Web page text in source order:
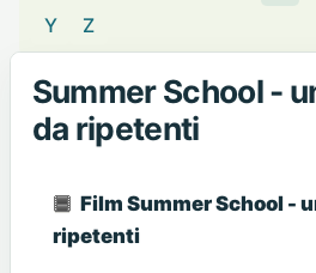
Y
Z
Summer School -
da ripetenti
Film Summer School -
ripetenti